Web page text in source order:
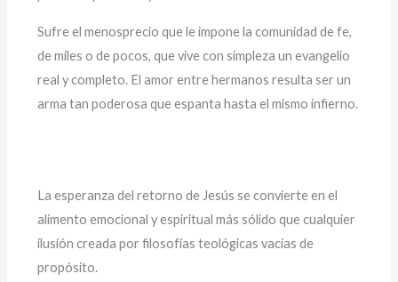
Sufre el menosprecio que le impone la comunidad de fe,
de miles o de pocos, que vive con simpleza un evangelio
real y completo. El amor entre hermanos resulta ser un
arma tan poderosa que espanta hasta el mismo infierno.
La esperanza del retorno de Jesús se convierte en el
alimento emocional y espiritual más sólido que cualquier
ilusión creada por filosofías teológicas vacías de
propósito.